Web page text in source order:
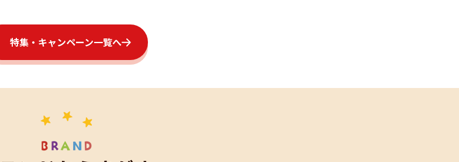
特集・キャンペーン一覧へ